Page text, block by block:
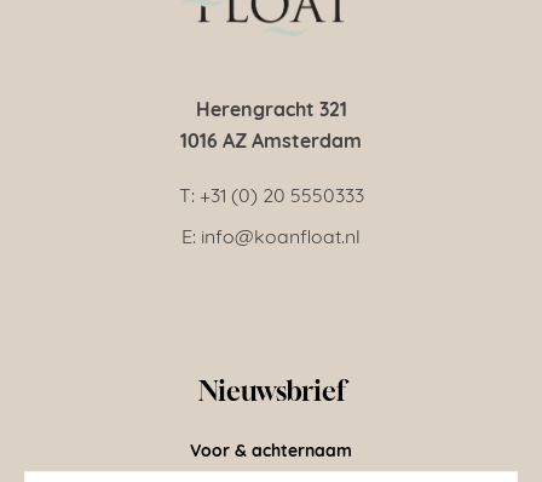
Herengracht 321
1016 AZ Amsterdam
T: +31 (0) 20 5550333
E: info@koanfloat.nl
Nieuwsbrief
Voor & achternaam